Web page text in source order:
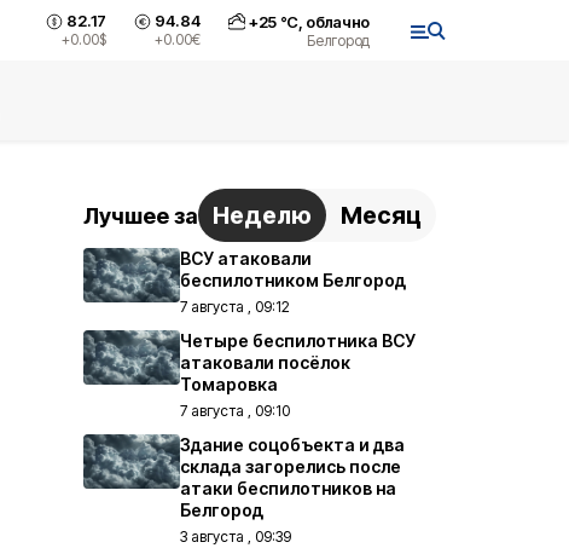
82.17
+0.00$
94.84
+0.00€
+25°С, облачно
Белгород
Лучшее за Неделю Месяц
ВСУ атаковали
беспилотником Белгород
7 августа , 09:12
Четыре беспилотника ВСУ
атаковали посёлок
Томаровка
7 августа , 09:10
Здание соцобъекта и два
склада загорелись после
атаки беспилотников на
Белгород
3 августа , 09:39